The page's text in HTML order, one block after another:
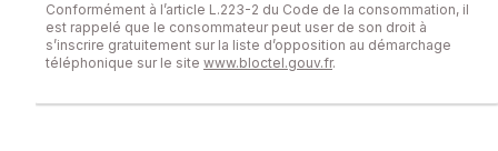
Conformément à l’article L.223-2 du Code de la consommation, il
est rappelé que le consommateur peut user de son droit à
s’inscrire gratuitement sur la liste d’opposition au démarchage
téléphonique sur le site www.bloctel.gouv.fr.